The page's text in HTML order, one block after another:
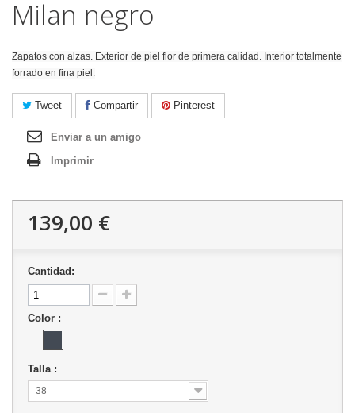
Milan negro
Zapatos con alzas. Exterior de piel flor de primera calidad. Interior totalmente
forrado en fina piel.
Tweet Compartir Pinterest
Enviar a un amigo
Imprimir
139,00 €
Cantidad:
Color :
Talla :
38